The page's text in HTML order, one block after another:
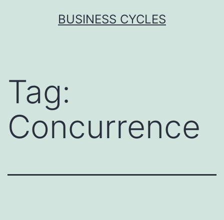
BUSINESS CYCLES
Tag:
Concurrence